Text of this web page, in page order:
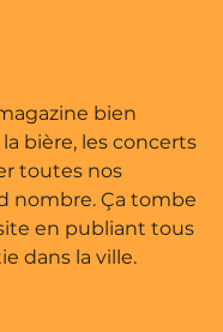
• bien
bière, les concerts
toutes nos
nombre. Ça tombe
en publiant tous
dans la ville.